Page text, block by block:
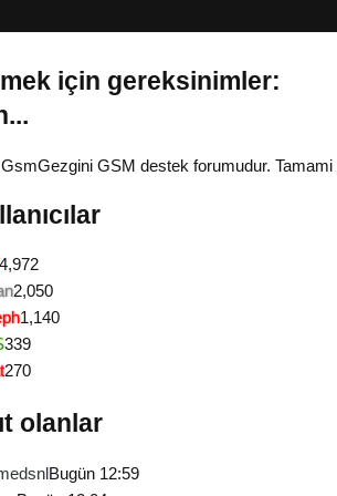
için gereksinimler:
GSM destek forumudur.
4,972
2,050
1,140
339
270
olanlar
Bugün 12:59